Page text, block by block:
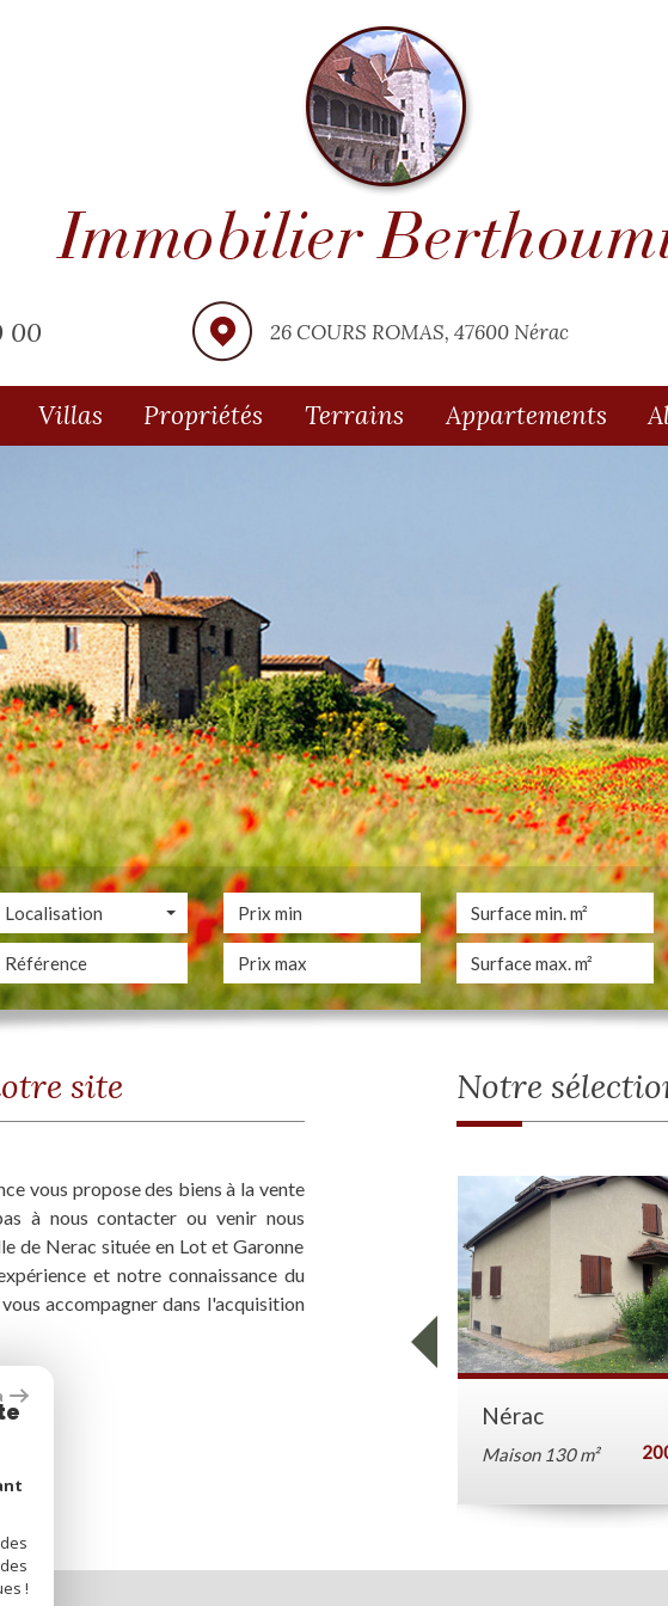
00 26 COURS ROMAS, 47600 Nérac
Villas Propriétés Terrains Appartements
Localisation
site
vous propose des biens à la vente
à nous contacter ou venir nous
de Nerac située en Lot et Garonne
et notre connaissance du
accompagner dans l'acquisition
Notre
Nérac
Maison 130 m²
!